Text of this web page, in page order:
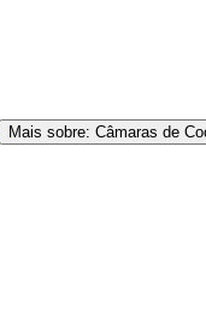
Mais sobre: Câmaras de